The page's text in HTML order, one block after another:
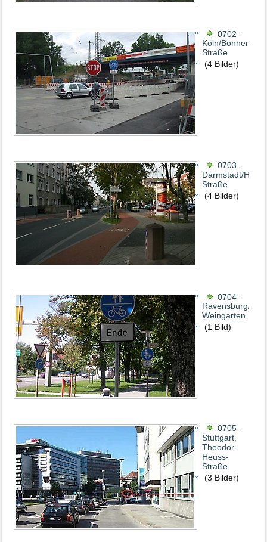
0702 -
Köln/Bonner
Straße
(4 Bilder)
0703 -
Darmstadt/
Straße
(4 Bilder)
0704 -
Ravensburg/
Weingarten
(1 Bild)
0705 -
Stuttgart,
Theodor-
Heuss-
Straße
(3 Bilder)